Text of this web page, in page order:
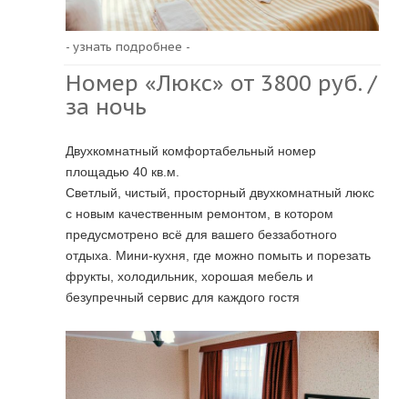
- узнать подробнее -
Номер «Люкс» от 3800 руб. /
за ночь
Двухкомнатный комфортабельный номер
площадью 40 кв.м.
Светлый, чистый, просторный двухкомнатный люкс
с новым качественным ремонтом, в котором
предусмотрено всё для вашего беззаботного
отдыха. Мини-кухня, где можно помыть и порезать
фрукты, холодильник, хорошая мебель и
безупречный сервис для каждого гостя